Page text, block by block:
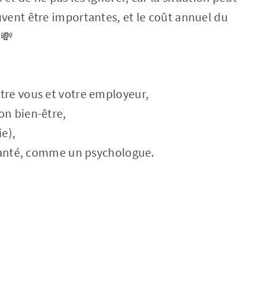
être importantes, et le coût annuel du
vous et votre employeur,
bien-être,
comme un psychologue.